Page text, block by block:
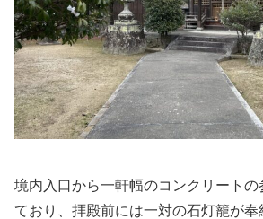
境内入口から一軒幅のコンクリート
ており、拝殿前には一対の石灯籠が奉